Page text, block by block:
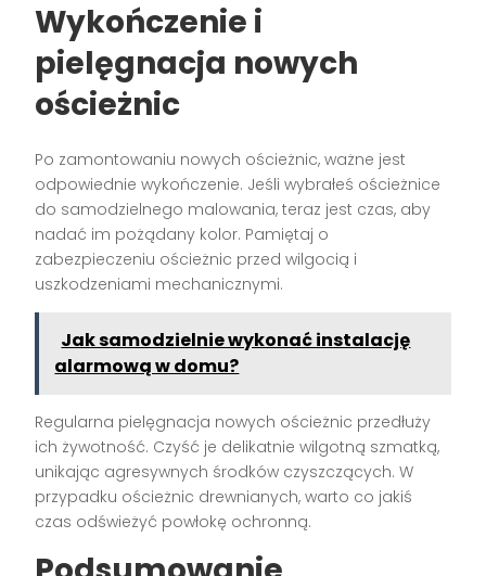
Wykończenie i
pielęgnacja nowych
ościeżnic
Po zamontowaniu nowych ościeżnic, ważne jest
odpowiednie wykończenie. Jeśli wybrałeś ościeżnice
do samodzielnego malowania, teraz jest czas, aby
nadać im pożądany kolor. Pamiętaj o
zabezpieczeniu ościeżnic przed wilgocią i
uszkodzeniami mechanicznymi.
Jak samodzielnie wykonać instalację
alarmową w domu?
Regularna pielęgnacja nowych ościeżnic przedłuży
ich żywotność. Czyść je delikatnie wilgotną szmatką,
unikając agresywnych środków czyszczących. W
przypadku ościeżnic drewnianych, warto co jakiś
czas odświeżyć powłokę ochronną.